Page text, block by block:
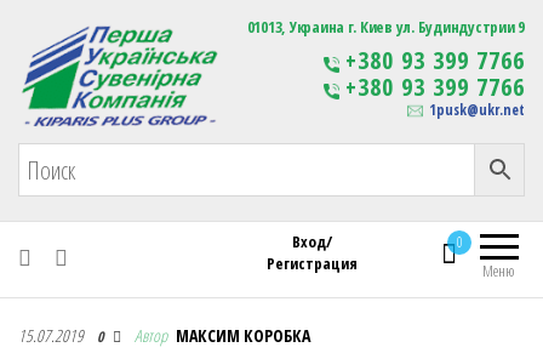
Первая Украинская Сувенирная Компания Изготовление
сувенирной продукции
с логотипом
01013, Украина г. Киев ул. Будиндустрии 9
+380 93 399 7766
+380 93 399 7766
1pusk@ukr.net
Меню
0
Вход/
Регистрация
Первая Украинская Сувенирная Компания
15.07.2019 0 Автор МАКСИМ КОРОБКА